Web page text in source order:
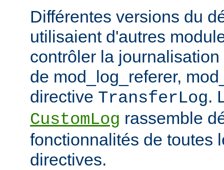
Différentes versions du
utilisaient d'autres
contrôler la
de mod_log_referer,
directive TransferLog.
CustomLog rassemble
fonctionnalités de toutes
directives.